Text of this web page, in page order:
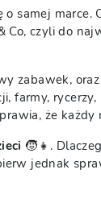
samej marce.
Co, czyli do
zabawek, oraz
farmy,
że każdy
🧒👧.
jednak